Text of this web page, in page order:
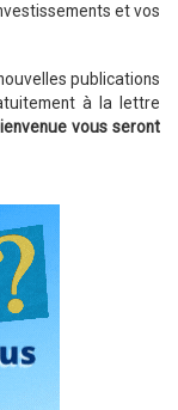
et vos
publications
à la lettre
vous seront